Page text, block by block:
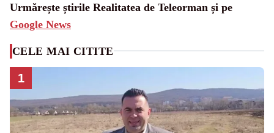
Urmărește știrile Realitatea de Teleorman și pe
Google News
CELE MAI CITITE
1